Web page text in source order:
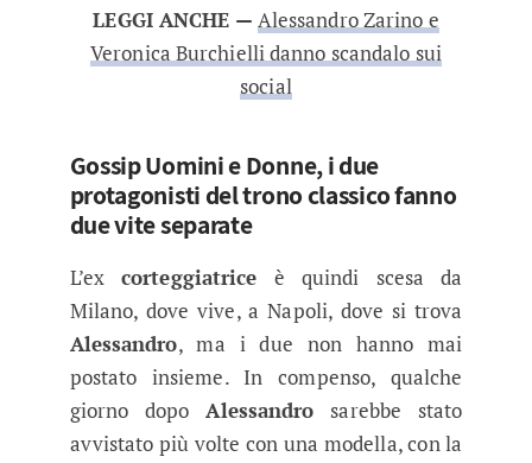
LEGGI ANCHE — Alessandro Zarino e
Veronica Burchielli danno scandalo sui
social
Gossip Uomini e Donne, i due
protagonisti del trono classico fanno
due vite separate
L’excorteggiatrice è quindi scesa da
Milano, dove vive, a Napoli, dove si trova
Alessandro, ma i due non hanno mai
postato insieme. In compenso, qualche
giorno dopoAlessandro sarebbe stato
avvistato più volte con una modella, con la